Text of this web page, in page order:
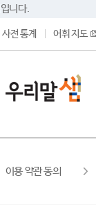
니다.
사전 통계 어휘 지도
이용 약관 동의